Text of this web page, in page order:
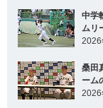
中学
ムリ
2026
桑田
ーム
2026